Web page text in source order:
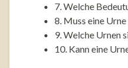
7. Welche
8. Muss eine
9. Welche Urnen
10. Kann eine